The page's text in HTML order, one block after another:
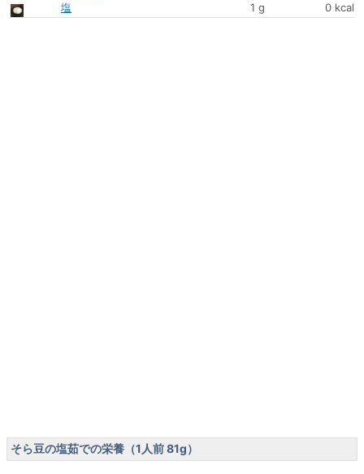
塩
1 g 0 kcal
そら豆の塩茹での栄養（1人前 81g）